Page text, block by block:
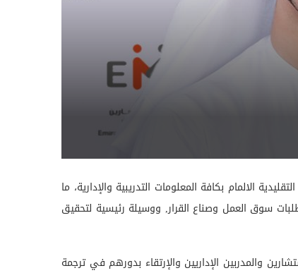
الالمام بكافة المعلومات التدريبية والإدارية، ما
سوق العمل وصناع القرار, ووسيلة رئيسية لتحقيق
والمدربين الإداريين والإرتقاء بدورهم في ترجمة